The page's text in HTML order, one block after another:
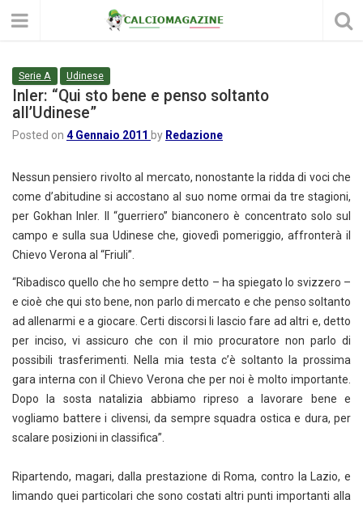
Serie A Udinese
Inler: “Qui sto bene e penso soltanto
all’Udinese”
Posted on 4 Gennaio 2011 by Redazione
Nessun pensiero rivolto al mercato, nonostante la ridda di voci che
come d’abitudine si accostano al suo nome ormai da tre stagioni,
per Gokhan Inler. Il “guerriero” bianconero è concentrato solo sul
campo e sulla sua Udinese che, giovedì pomeriggio, affronterà il
Chievo Verona al “Friuli”.
“Ribadisco quello che ho sempre detto – ha spiegato lo svizzero –
e cioè che qui sto bene, non parlo di mercato e che penso soltanto
ad allenarmi e a giocare. Certi discorsi li lascio fare ad altri e, detto
per inciso, vi assicuro che con il mio procuratore non parlo di
possibili trasferimenti. Nella mia testa c’è soltanto la prossima
gara interna con il Chievo Verona che per noi è molto importante.
Dopo la sosta natalizia abbiamo ripreso a lavorare bene e
vogliamo battere i clivensi, da sempre squadra ostica e dura, per
scalare posizioni in classifica”.
Ripartendo, magari, dalla prestazione di Roma, contro la Lazio, e
limando quei particolari che sono costati altri punti importanti alla